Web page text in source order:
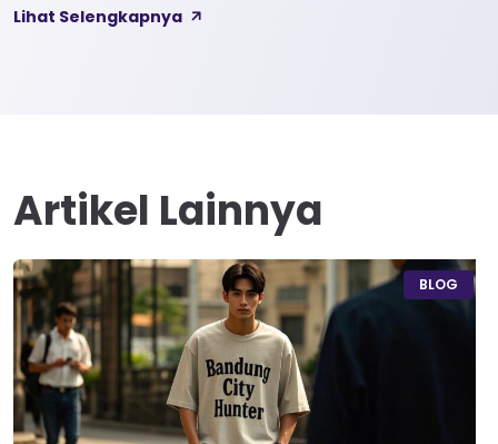
kain yang bahan dasarnya 100% cotton. Softcel juga sering
Lihat Selengkapnya
Artikel Lainnya
BLOG